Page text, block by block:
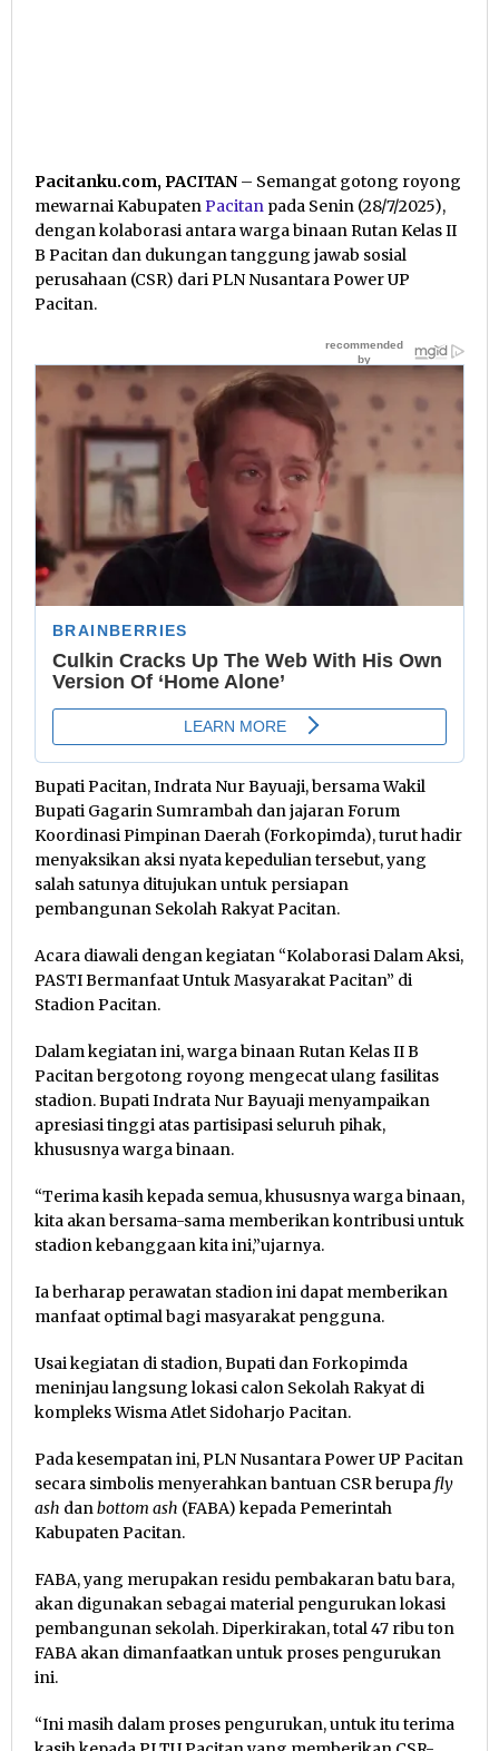
Pacitanku.com, PACITAN – Semangat gotong royong
mewarnai KabupatenPacitan pada Senin (28/7/2025),
dengan kolaborasi antara warga binaan Rutan Kelas II
B Pacitan dan dukungan tanggung jawab sosial
perusahaan (CSR) dari PLN Nusantara Power UP
Pacitan.
Bupati Pacitan, Indrata Nur Bayuaji, bersama Wakil
Bupati Gagarin Sumrambah dan jajaran Forum
Koordinasi Pimpinan Daerah (Forkopimda), turut hadir
menyaksikan aksi nyata kepedulian tersebut, yang
salah satunya ditujukan untuk persiapan
pembangunan Sekolah Rakyat Pacitan.
Acara diawali dengan kegiatan “Kolaborasi Dalam Aksi,
PASTI Bermanfaat Untuk Masyarakat Pacitan” di
Stadion Pacitan.
Dalam kegiatan ini, warga binaan Rutan Kelas II B
Pacitan bergotong royong mengecat ulang fasilitas
stadion. Bupati Indrata Nur Bayuaji menyampaikan
apresiasi tinggi atas partisipasi seluruh pihak,
khususnya warga binaan.
“Terima kasih kepada semua, khususnya warga binaan,
kita akan bersama-sama memberikan kontribusi untuk
stadion kebanggaan kita ini,”ujarnya.
Ia berharap perawatan stadion ini dapat memberikan
manfaat optimal bagi masyarakat pengguna.
Usai kegiatan di stadion, Bupati dan Forkopimda
meninjau langsung lokasi calon Sekolah Rakyat di
kompleks Wisma Atlet Sidoharjo Pacitan.
Pada kesempatan ini, PLN Nusantara Power UP Pacitan
secara simbolis menyerahkan bantuan CSR berupa fly
ash danbottom ash (FABA) kepada Pemerintah
Kabupaten Pacitan.
FABA, yang merupakan residu pembakaran batu bara,
akan digunakan sebagai material pengurukan lokasi
pembangunan sekolah. Diperkirakan, total 47 ribu ton
FABA akan dimanfaatkan untuk proses pengurukan
ini.
“Ini masih dalam proses pengurukan, untuk itu terima